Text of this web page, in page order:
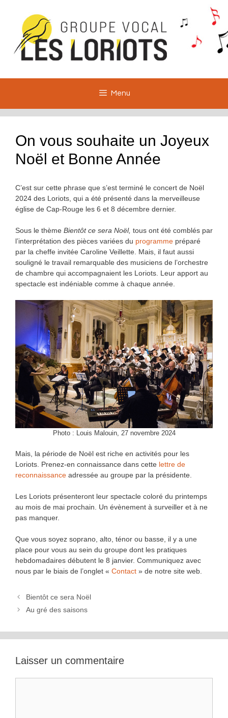
contenu
Menu
On vous souhaite un Joyeux
Noël et Bonne Année
C’est sur cette phrase que s’est terminé le concert de Noël
2024 des Loriots, qui a été présenté dans la merveilleuse
église de Cap-Rouge les 6 et 8 décembre dernier.
Sous le thème Bientôt ce sera Noël, tous ont été comblés par
l’interprétation des pièces variées du programme préparé
par la cheffe invitée Caroline Veillette. Mais, il faut aussi
souligné le travail remarquable des musiciens de l’orchestre
de chambre qui accompagnaient les Loriots. Leur apport au
spectacle est indéniable comme à chaque année.
Photo : Louis Malouin, 27 novembre 2024
Mais, la période de Noël est riche en activités pour les
Loriots. Prenez-en connaissance dans cette lettre de
reconnaissance adressée au groupe par la présidente.
Les Loriots présenteront leur spectacle coloré du printemps
au mois de mai prochain. Un évènement à surveiller et à ne
pas manquer.
Que vous soyez soprano, alto, ténor ou basse, il y a une
place pour vous au sein du groupe dont les pratiques
hebdomadaires débutent le 8 janvier. Communiquez avec
nous par le biais de l’onglet « Contact » de notre site web.
Bientôt ce sera Noël
Au gré des saisons
Laisser un commentaire